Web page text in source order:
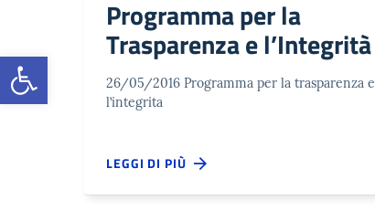
Open toolbar
Programma per la
Trasparenza e l’Integrità
26/05/2016 Programma per la trasparenza e
l’integrita
LEGGI DI PIÙ